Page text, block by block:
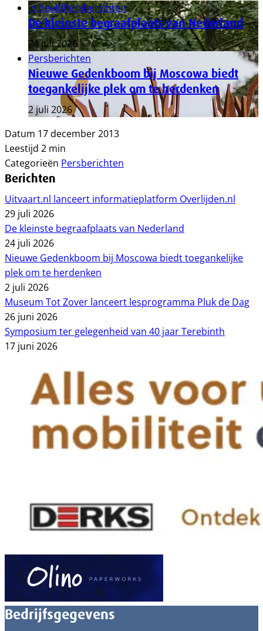
In beeldPersberichten
De kleinste begraafplaats van Nederland
24 juli 2026
Persberichten
Nieuwe Gedenkboom bij Moscowa biedt
toegankelijke plek om te herdenken
2 juli 2026
Datum 17 december 2013
Leestijd 2 min
Categorieën Persberichten
Berichten
Uitvaart.nl lanceert informatieplatform Overlijden.nl
29 juli 2026
De kleinste begraafplaats van Nederland
24 juli 2026
Nieuwe Gedenkboom bij Moscowa biedt toegankelijke
plek om te herdenken
2 juli 2026
Museum Tot Zover lanceert lesprogramma Pluk de Dag
26 juni 2026
Symposium ter gelegenheid van 40 jaar Terebinth
17 juni 2026
Bedrijfsgegevens